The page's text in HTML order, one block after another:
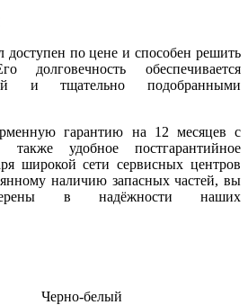
доступен по цене и способен решить
долговечность обеспечивается
и тщательно подобранными
гарантию на 12 месяцев с
удобное постгарантийное
широкой сети сервисных центров
наличию запасных частей, вы
в надёжности наших
Черно-белый